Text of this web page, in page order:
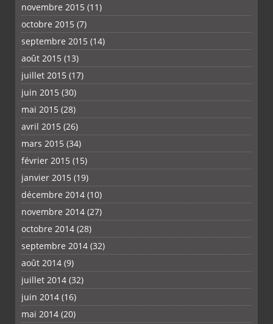
novembre 2015 (11)
octobre 2015 (7)
septembre 2015 (14)
août 2015 (13)
juillet 2015 (17)
juin 2015 (30)
mai 2015 (28)
avril 2015 (26)
mars 2015 (34)
février 2015 (15)
janvier 2015 (19)
décembre 2014 (10)
novembre 2014 (27)
octobre 2014 (28)
septembre 2014 (32)
août 2014 (9)
juillet 2014 (32)
juin 2014 (16)
mai 2014 (20)